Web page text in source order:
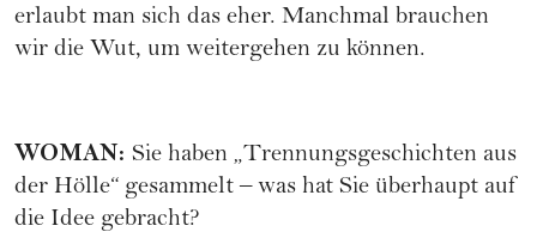
erlaubt man sich das eher. Manchmal brauchen
wir die Wut, um weitergehen zu können.
WOMAN: Sie haben „Trennungsgeschichten aus
der Hölle“ gesammelt – was hat Sie überhaupt auf
die Idee gebracht?